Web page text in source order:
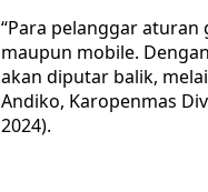
“Para pelanggar aturan
maupun mobile.
akan diputar balik,
Andiko, Karopenmas
2024).